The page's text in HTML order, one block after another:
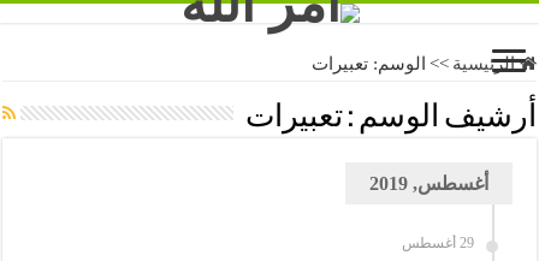
الرئيسية >> الوسم:تعبيرات
أرشيف الوسم :تعبيرات
أغسطس, 2019
29 أغسطس